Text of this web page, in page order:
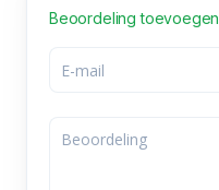
Beoordeling toevoegen